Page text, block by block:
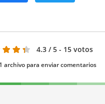
4.3 / 5 - 15 votos
archivo para enviar comentarios